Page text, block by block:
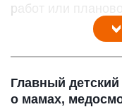
работ или
Главный детский
о мамах,